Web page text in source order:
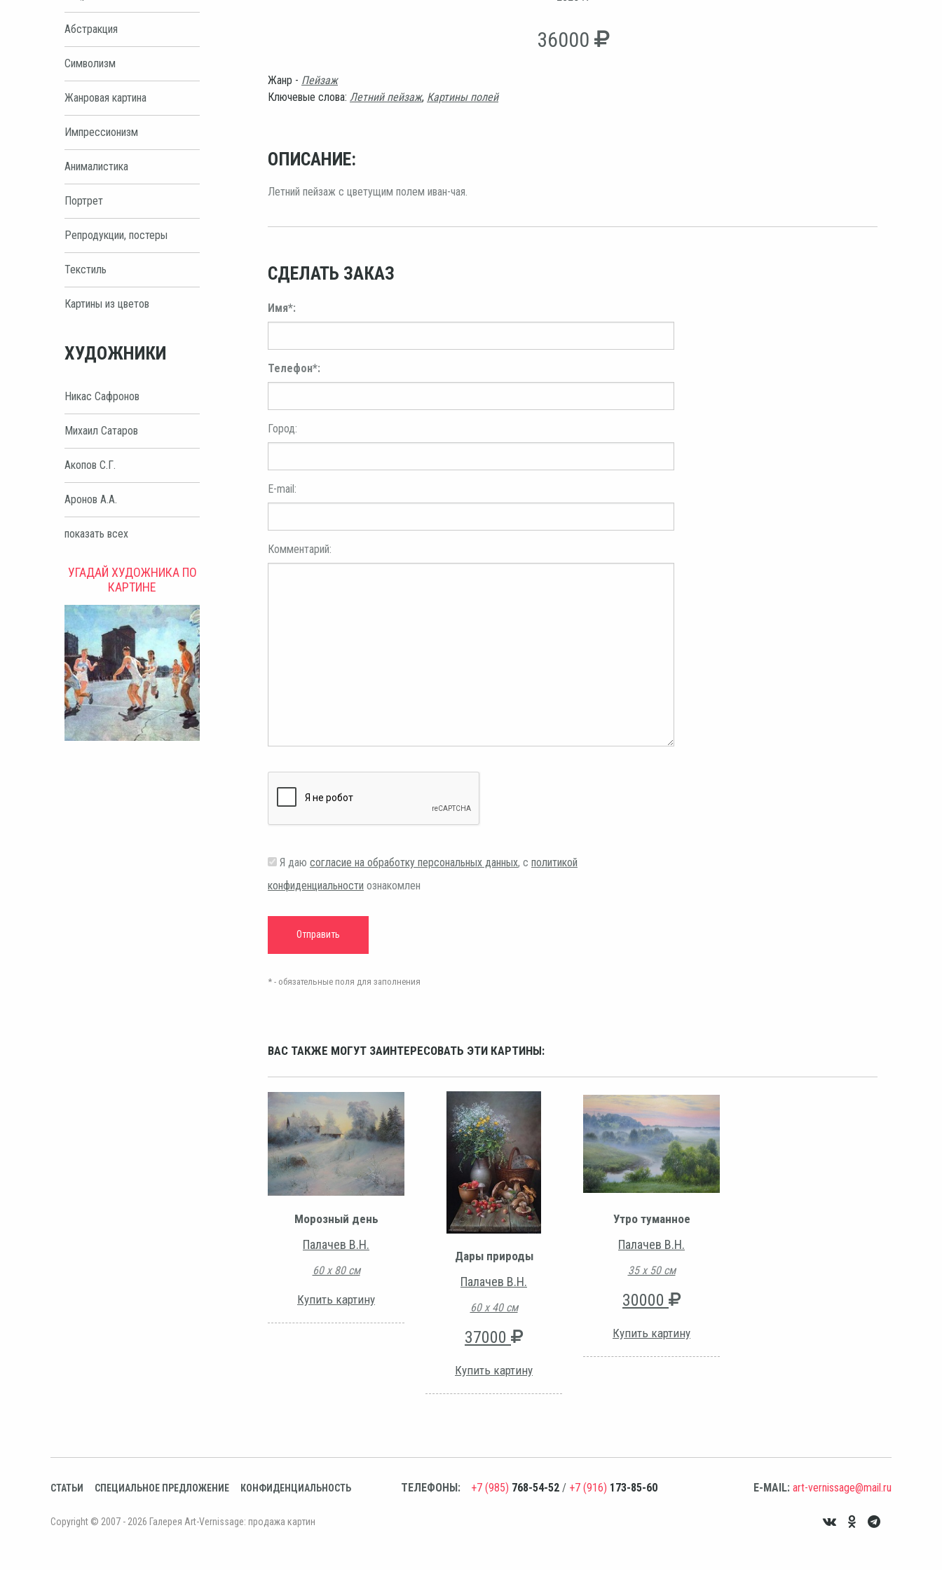
Абстракция
Символизм
Жанровая картина
Импрессионизм
Анималистика
Портрет
Репродукции, постеры
Текстиль
Картины из цветов
ХУДОЖНИКИ
Никас Сафронов
Михаил Сатаров
Акопов С.Г.
Аронов А.А.
показать всех
УГАДАЙ ХУДОЖНИКА ПО
КАРТИНЕ
36000
Жанр - Пейзаж
Ключевые слова: Летний пейзаж, Картины полей
ОПИСАНИЕ:
Летний пейзаж с цветущим полем иван-чая.
СДЕЛАТЬ ЗАКАЗ
Имя*:
Телефон*:
Город:
E-mail:
Комментарий:
Я даю согласие на обработку персональных данных, с политикой
конфиденциальности ознакомлен
* - обязательные поля для заполнения
ВАС ТАКЖЕ МОГУТ ЗАИНТЕРЕСОВАТЬ ЭТИ КАРТИНЫ:
Морозный день
Палачев В.Н.
60 х 80 см
Купить картину
Дары природы
Палачев В.Н.
60 х 40 см
37000
Купить картину
Утро туманное
Палачев В.Н.
35 х 50 см
30000
Купить картину
СТАТЬИ СПЕЦИАЛЬНОЕ ПРЕДЛОЖЕНИЕ КОНФИДЕНЦИАЛЬНОСТЬ ТЕЛЕФОНЫ: +7 (985) 768-54-52 / +7 (916) 173-85-60 E-MAIL: art-vernissage@mail.ru
Copyright © 2007 - 2026 Галерея Art-Vernissage: продажа картин